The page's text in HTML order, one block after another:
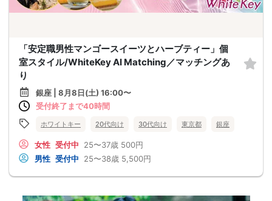
「安定職男性マンゴースイーツとハーブティー」個
室スタイル/WhiteKey AI Matching／マッチングあ
り
銀座 | 8月8日(土) 16:00〜
受付終了まで40時間
ホワイトキー 20代向け 30代向け 東京都 銀座
女性 受付中 25〜37歳 500円
男性 受付中 25〜38歳 5,500円